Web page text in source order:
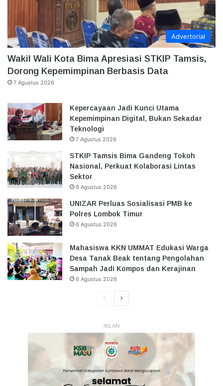
Advertorial
Wakil Wali Kota Bima Apresiasi STKIP Tamsis,
Dorong Kepemimpinan Berbasis Data
7 Agustus 2026
Kepercayaan Jadi Kunci Utama
Kepemimpinan Digital, Bukan Sekadar
Teknologi
7 Agustus 2026
STKIP Tamsis Bima Gandeng Tokoh
Nasional, Perkuat Kolaborasi Lintas
Sektor
6 Agustus 2026
UNIZAR Perluas Sosialisasi PMB ke
Polres Lombok Timur
6 Agustus 2026
Mahasiswa KKN UMMAT Edukasi Warga
Desa Tanak Beak tentang Pengolahan
Sampah Jadi Kompos dan Kerajinan
6 Agustus 2026
HalamanHalaman
IKLAN